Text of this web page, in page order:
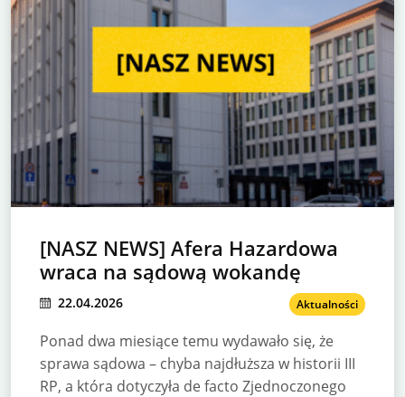
[NASZ NEWS] Afera Hazardowa
wraca na sądową wokandę
22.04.2026 Aktualności
Ponad dwa miesiące temu wydawało się, że
sprawa sądowa – chyba najdłuższa w historii III
RP, a która dotyczyła de facto Zjednoczonego